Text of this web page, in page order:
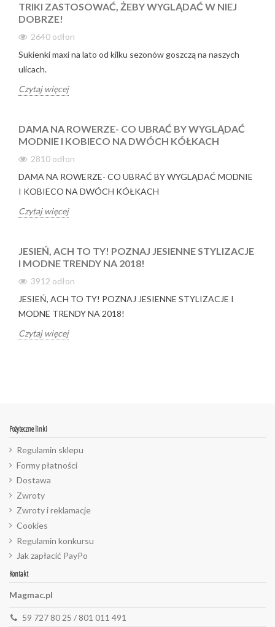
TRIKI ZASTOSOWAĆ, ŻEBY WYGLĄDAĆ W NIEJ
DOBRZE!
2640 odłon
Sukienki maxi na lato od kilku sezonów goszczą na naszych
ulicach.
Czytaj więcej
DAMA NA ROWERZE- CO UBRAĆ BY WYGLĄDAĆ
MODNIE I KOBIECO NA DWÓCH KÓŁKACH
2810 odłon
DAMA NA ROWERZE- CO UBRAĆ BY WYGLĄDAĆ MODNIE
I KOBIECO NA DWÓCH KÓŁKACH
Czytaj więcej
JESIEŃ, ACH TO TY! POZNAJ JESIENNE STYLIZACJE
I MODNE TRENDY NA 2018!
3912 odłon
JESIEŃ, ACH TO TY! POZNAJ JESIENNE STYLIZACJE I
MODNE TRENDY NA 2018!
Czytaj więcej
Pożyteczne linki
Regulamin sklepu
Formy płatności
Dostawa
Zwroty
Zwroty i reklamacje
Cookies
Regulamin konkursu
Jak zapłacić PayPo
Kontakt
Magmac.pl
59 727 80 25 / 801 011 491